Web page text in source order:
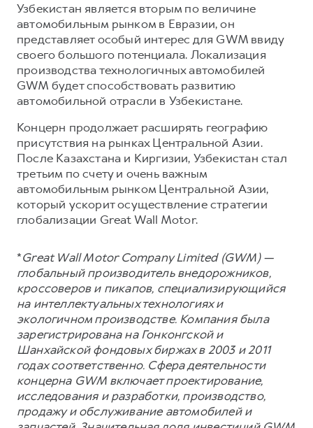
Узбекистан является вторым по величине
автомобильным рынком в Евразии, он
представляет особый интерес для GWM ввиду
своего большого потенциала. Локализация
производства технологичных автомобилей
GWM будет способствовать развитию
автомобильной отрасли в Узбекистане.
Концерн продолжает расширять географию
присутствия на рынках Центральной Азии.
После Казахстана и Киргизии, Узбекистан стал
третьим по счету и очень важным
автомобильным рынком Центральной Азии,
который ускорит осуществление стратегии
глобализации Great Wall Motor.
*Great Wall Motor Company Limited (GWM) —
глобальный производитель внедорожников,
кроссоверов и пикапов, специализирующийся
на интеллектуальных технологиях и
экологичном производстве. Компания была
зарегистрирована на Гонконгской и
Шанхайской фондовых биржах в 2003 и 2011
годах соответственно. Сфера деятельности
концерна GWM включает проектирование,
исследования и разработки, производство,
продажу и обслуживание автомобилей и